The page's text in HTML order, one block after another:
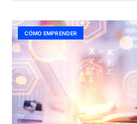
CÓMO EMPRENDER